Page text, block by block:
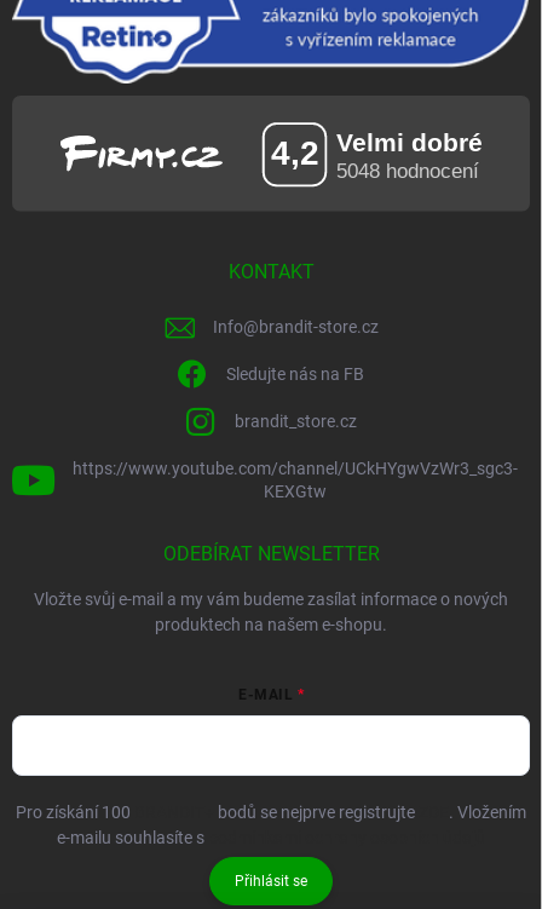
KONTAKT
Info@brandit-store.cz
Sledujte nás na FB
brandit_store.cz
https://www.youtube.com/channel/UCkHYgwVzWr3_sgc3-
KEXGtw
ODEBÍRAT NEWSLETTER
Vložte svůj e-mail a my vám budeme zasílat informace o nových
produktech na našem e-shopu.
E-MAIL
Pro získání 100 bodů se nejprve registrujte
. Vložením
e-mailu souhlasíte s
Přihlásit se